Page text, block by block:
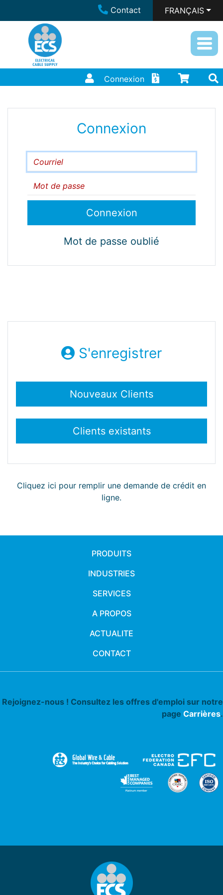
Contact FRANÇAIS
Connexion
Connexion
Courriel
Mot de passe
Mot de passe oublié
S'enregistrer
Cliquez ici pour remplir une demande de crédit en
ligne.
PRODUITS
INDUSTRIES
SERVICES
A PROPOS
ACTUALITE
CONTACT
Rejoignez-nous ! Consultez les offres d'emploi sur notre
page Carrières.